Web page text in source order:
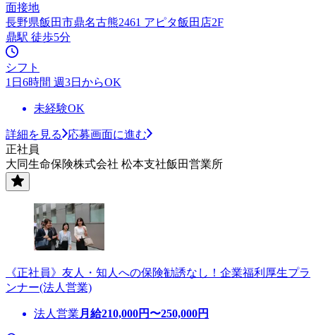
面接地
長野県飯田市鼎名古熊2461 アピタ飯田店2F
鼎駅 徒歩5分
シフト
1日6時間 週3日からOK
未経験OK
詳細を見る
応募画面に進む
正社員
大同生命保険株式会社 松本支社飯田営業所
《正社員》友人・知人への保険勧誘なし！企業福利厚生プラ
ンナー(法人営業)
法人営業 月給210,000円〜250,000円